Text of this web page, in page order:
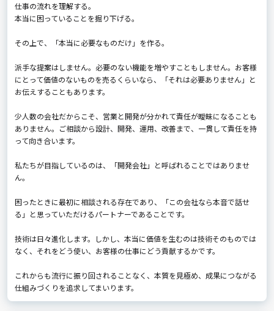
仕事の流れを理解する。
本当に困っていることを掘り下げる。
その上で、「本当に必要なものだけ」を作る。
派手な提案はしません。必要のない機能を増やすこともしません。お客様
にとって価値のないものを売るくらいなら、「それは必要ありません」と
お伝えすることもあります。
少人数の会社だからこそ、営業と開発が分かれて責任が曖昧になることも
ありません。ご相談から設計、開発、運用、改善まで、一貫して責任を持
って向き合います。
私たちが目指しているのは、「開発会社」と呼ばれることではありませ
ん。
困ったときに最初に相談される存在であり、「この会社なら本音で話せ
る」と思っていただけるパートナーであることです。
技術は日々進化します。しかし、本当に価値を生むのは技術そのものでは
なく、それをどう使い、お客様の仕事にどう貢献するかです。
これからも流行に振り回されることなく、本質を見極め、成果につながる
仕組みづくりを追求してまいります。